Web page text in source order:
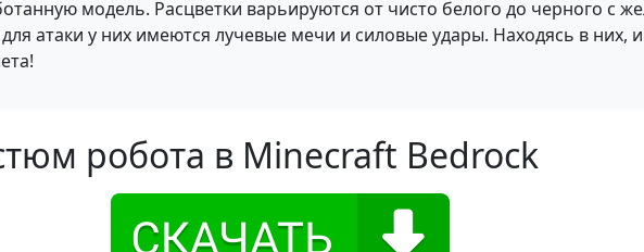
модель. Расцветки варьируются от чисто белого до черного с
атаки у них имеются лучевые мечи и силовые удары. Находясь в них,
робота в Minecraft Bedrock